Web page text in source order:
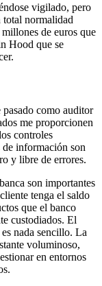
vigilado, pero
total normalidad
de euros que
Hood que se
como auditor
me proporcionen
controles
información son
y libre de errores.
son importantes
tenga el saldo
que el banco
custodiados. El
nada sencillo. La
voluminoso,
en entornos